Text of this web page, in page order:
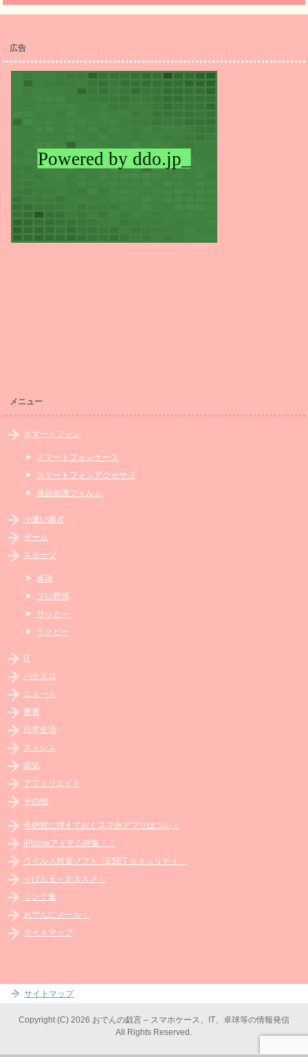
広告
メニュー
スマートフォン
スマートフォンケース
スマートフォンアクセサリ
液晶保護フィルム
小遣い稼ぎ
ゲーム
スポーツ
卓球
プロ野球
サッカー
ラクビー
IT
パチスロ
ニュース
教養
日常生活
ストレス
病気
アフィリエイト
その他
今絶対に抑えておくスマホアプリはコレ！
iPhoneアイテム特集！！
ウイルス対策ソフト「ESET セキュリティ」
＜げん玉＞オススメ！
リンク集
おでんにメール！
サイトマップ
サイトマップ
Copyright (C) 2026 おでんの戯言 – スマホケース、IT、卓球等の情報発信
All Rights Reserved.